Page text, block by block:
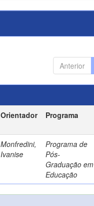
Anterior
Orientador Programa
Monfredini,
Ivanise
Programa de
Pós-
Graduação em
Educação